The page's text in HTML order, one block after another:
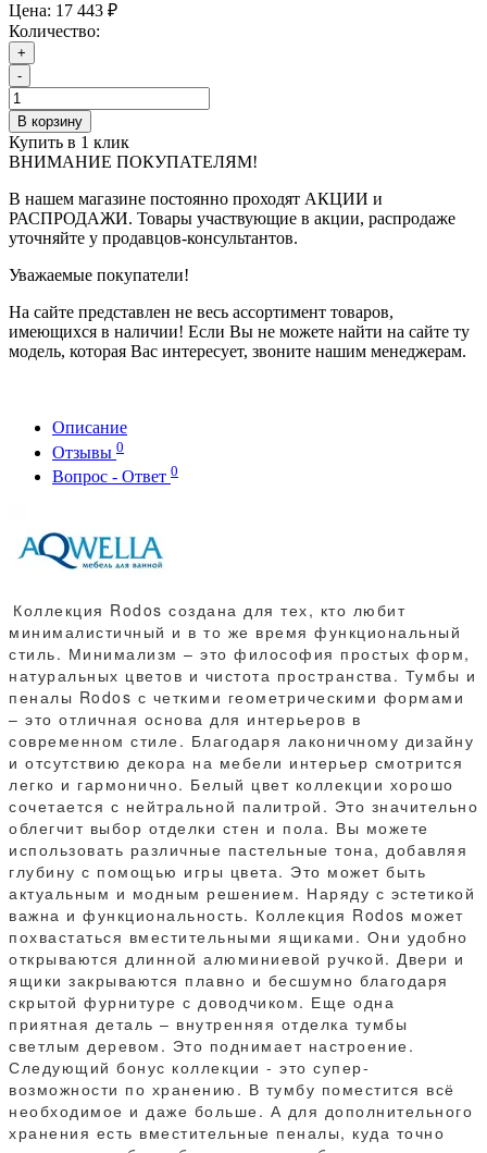
Цена: 17 443 ₽
Количество:
+
-
В корзину
Купить в 1 клик
ВНИМАНИЕ ПОКУПАТЕЛЯМ!
В нашем магазине постоянно проходят АКЦИИ и
РАСПРОДАЖИ. Товары участвующие в акции, распродаже
уточняйте у продавцов-консультантов.
Уважаемые покупатели!
На сайте представлен не весь ассортимент товаров,
имеющихся в наличии! Если Вы не можете найти на сайте ту
модель, которая Вас интересует, звоните нашим менеджерам.
Описание
Отзывы 0
Вопрос - Ответ 0
Коллекция Rodos создана для тех, кто любит
минималистичный и в то же время функциональный
стиль. Минимализм – это философия простых форм,
натуральных цветов и чистота пространства. Тумбы и
пеналы Rodos с четкими геометрическими формами
– это отличная основа для интерьеров в
современном стиле. Благодаря лаконичному дизайну
и отсутствию декора на мебели интерьер смотрится
легко и гармонично. Белый цвет коллекции хорошо
сочетается с нейтральной палитрой. Это значительно
облегчит выбор отделки стен и пола. Вы можете
использовать различные пастельные тона, добавляя
глубину с помощью игры цвета. Это может быть
актуальным и модным решением. Наряду с эстетикой
важна и функциональность. Коллекция Rodos может
похвастаться вместительными ящиками. Они удобно
открываются длинной алюминиевой ручкой. Двери и
ящики закрываются плавно и бесшумно благодаря
скрытой фурнитуре с доводчиком. Еще одна
приятная деталь – внутренняя отделка тумбы
светлым деревом. Это поднимает настроение.
Следующий бонус коллекции - это супер-
возможности по хранению. В тумбу поместится всё
необходимое и даже больше. А для дополнительного
хранения есть вместительные пеналы, куда точно